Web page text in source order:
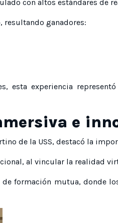
con altos estándares de
resultando ganadores:
esta experiencia
e
de la USS, destacó la
al vincular la realidad
de formación mutua, donde